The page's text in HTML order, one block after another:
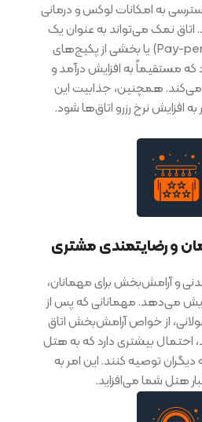
به امکانات لوکس و درمانی
اتاق نمک می‌تواند به عنوان یک
سرویس مجزا (Pay-per-use) یا بخشی از پکیج‌های
مستقیماً به افزایش درآمد و
همچنین، جذابیت این
افزایش نرخ رزرو اتاق‌ها شود.
و رضایتمندی مشتری
و آرامش‌بخش برای مهمانان،
می‌دهد. مهمانانی که پس از
از خواص آرامش‌بخش اتاق
بیشتری دارد که به هتل
دیگران توصیه کنند. این امر به
هتل شما می‌افزاید.